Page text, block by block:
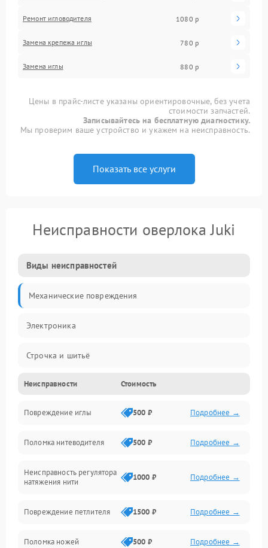
Ремонт игловодителя 1080 р
Замена крепежа иглы 780 р
Замена иглы 880 р
Цены в прайс-листе указаны ориентировочные, без учета
стоимости запчастей.
Записывайтесь на бесплатную диагностику.
Мы проверим ваше устройство и укажем на неисправность.
Показать все услуги
Неисправности оверлока Juki
Виды неисправностей
Механические повреждения
Электроника
Строчка и шитьё
Прочие неисправности
Подача ткани
Игловодитель и механизмы
Ножи и обрезка
Шпульки, нити и заправка
Неисправности Стоимость
Повреждение иглы 500 ₽ Подробнее →
Поломка нитеводителя 500 ₽ Подробнее →
Неисправность регулятора
натяжения нити
1000 ₽ Подробнее →
Повреждение петлителя 1500 ₽ Подробнее →
Поломка ножей 500 ₽ Подробнее →